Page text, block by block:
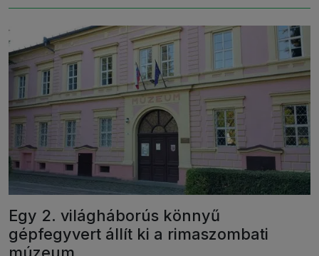
Egy 2. világháborús könnyű
gépfegyvert állít ki a rimaszombati